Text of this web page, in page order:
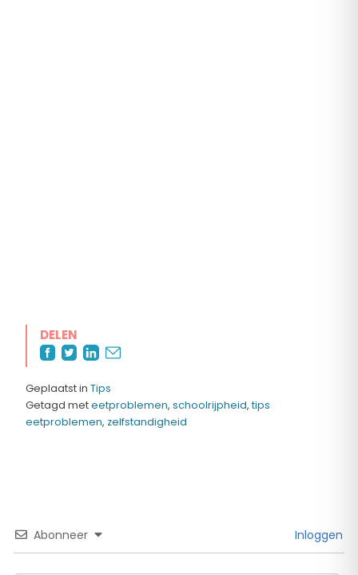
DELEN
Geplaatst in Tips
Getagd meteetproblemen, schoolrijpheid, tips
eetproblemen, zelfstandigheid
Abonneer Inloggen